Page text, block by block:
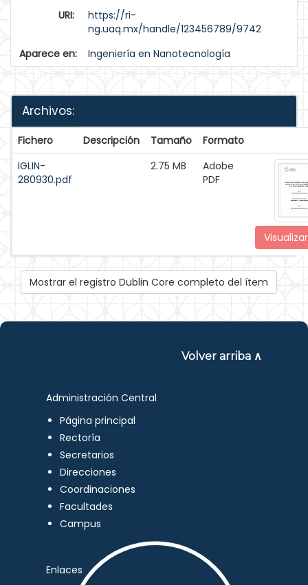
URI:
https://ri-
ng.uaq.mx/handle/123456789/9742
Aparece en:
Ingeniería en Nanotecnología
Archivos:
Fichero Descripción Tamaño
Formato
IGLIN-
280930.pdf
2.75 MB
Adobe
PDF
Mostrar el registro Dublin Core completo del ítem
Volver arriba ∧
Administración Central
Página principal
Rectoría
Secretarios
Direcciones
Coordinaciones
Facultades
Campus
Enlaces